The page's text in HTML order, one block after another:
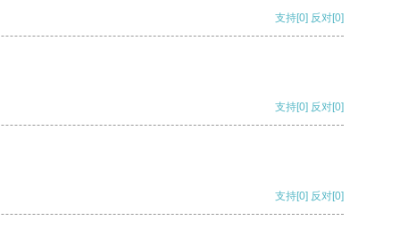
支持[0] 反对[0]
支持[0] 反对[0]
支持[0] 反对[0]